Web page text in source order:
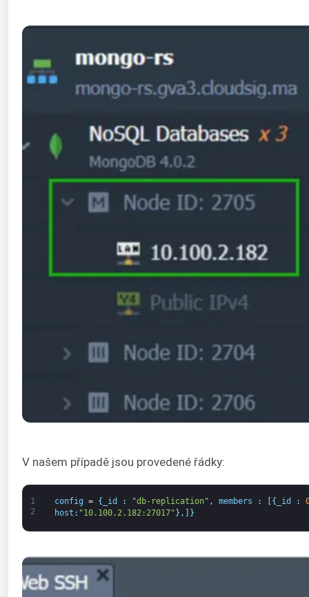
V našem případě jsou provedené řádky:
1
2
config = { _id : "db-replication" , members : { _id :
host : "10.100.2.182:27017" } , }